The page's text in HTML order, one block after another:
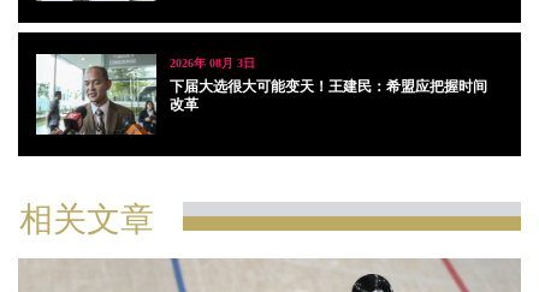
2026年 08月 3日
下届大选很大可能变天！王建民：希盟应把握时间
改革
相关文章